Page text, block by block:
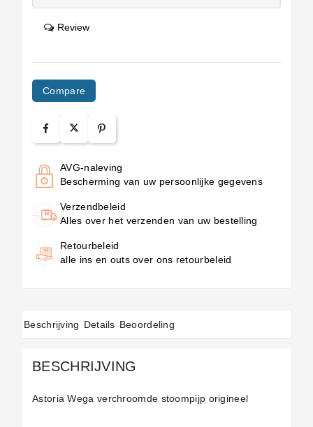
Review
Compare
AVG-naleving
Bescherming van uw persoonlijke gegevens
Verzendbeleid
Alles over het verzenden van uw bestelling
Retourbeleid
alle ins en outs over ons retourbeleid
Beschrijving Details Beoordeling
BESCHRIJVING
Astoria Wega verchroomde stoompijp origineel